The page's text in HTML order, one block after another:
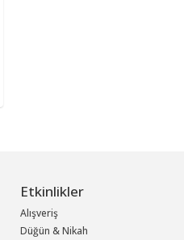
Etkinlikler
Alışveriş
Düğün & Nikah